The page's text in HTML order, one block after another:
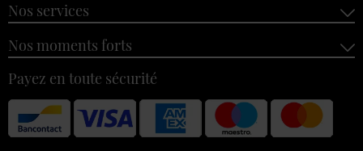
Nos services
Nos moments forts
Payez en toute sécurité